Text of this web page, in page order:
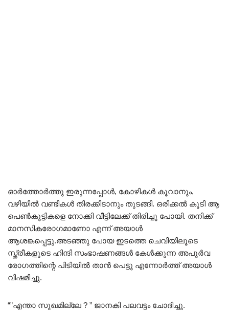
ഓർത്തോർത്തു ഇരുന്നപ്പോൾ, കോഴികൾ കൂവാനും,
വഴിയിൽ വണ്ടികൾ തിരക്കിടാനും തുടങ്ങി. ഒരിക്കൽ കൂടി ആ
പെൺകുട്ടികളെ നോക്കി വീട്ടിലേക്ക് തിരിച്ചു പോയി. തനിക്ക്
മാനസികരോഗമാണോ എന്ന് അയാൾ
ആശങ്കപ്പെട്ടു.അടഞ്ഞു പോയ ഇടത്തെ ചെവിയിലൂടെ
സ്ത്രീകളുടെ ഹിന്ദി സംഭാഷണങ്ങൾ കേൾക്കുന്ന അപൂർവ
രോഗത്തിന്റെ പിടിയിൽ താൻ പെട്ടു എന്നോർത്ത് അയാൾ
വിഷമിച്ചു.
“”എന്താ സുഖമില്ലേ ? ” ജാനകി പലവട്ടം ചോദിച്ചു.